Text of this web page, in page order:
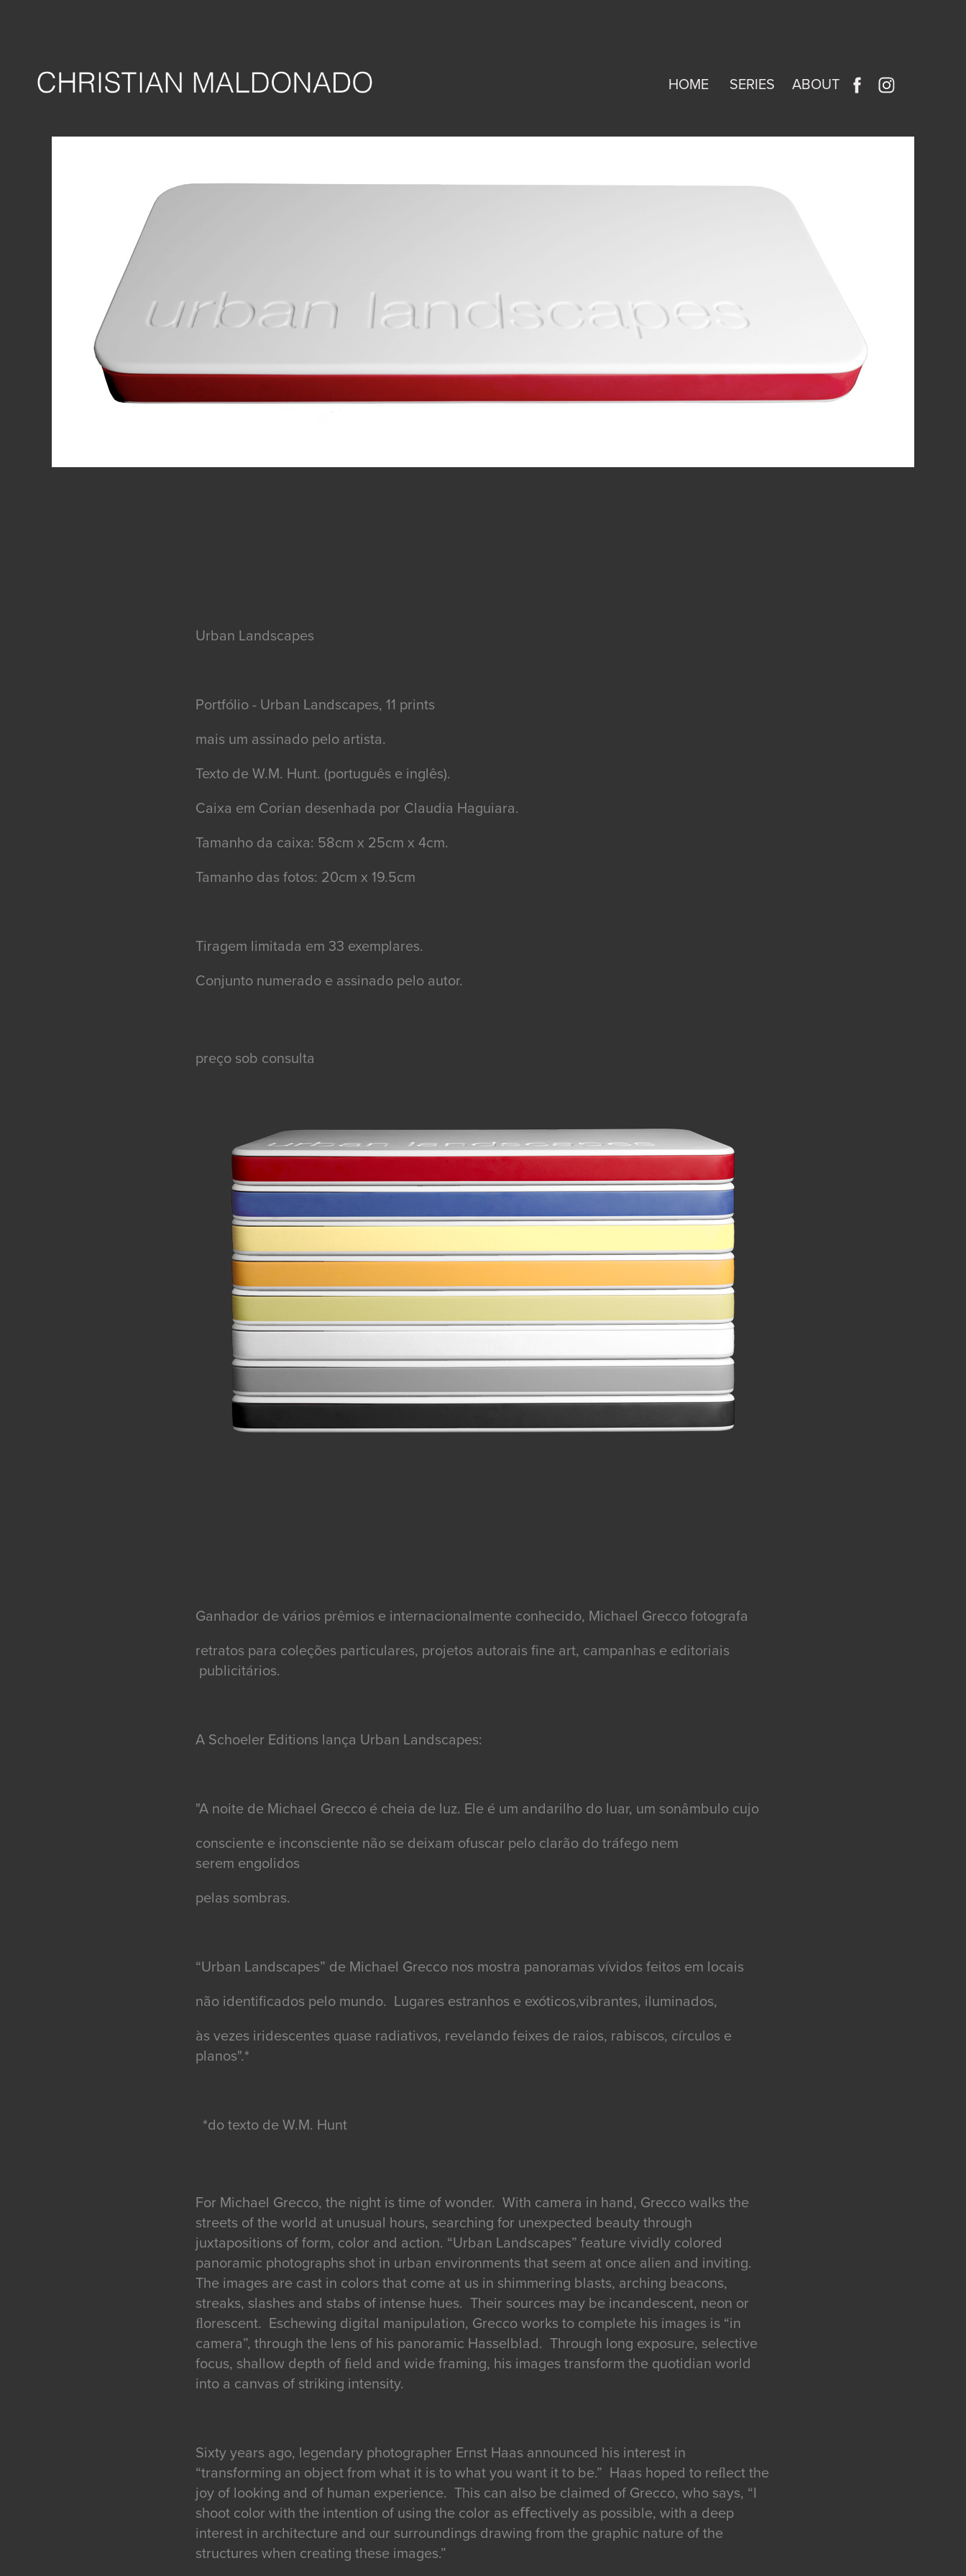
HOME SERIES ABOUT
Urban Landscapes
Portfólio - Urban Landscapes, 11 prints
mais um assinado pelo artista.
Texto de W.M. Hunt. (português e inglês).
Caixa em Corian desenhada por Claudia Haguiara.
Tamanho da caixa: 58cm x 25cm x 4cm.
Tamanho das fotos: 20cm x 19.5cm
Tiragem limitada em 33 exemplares.
Conjunto numerado e assinado pelo autor.
preço sob consulta
Ganhador de vários prêmios e internacionalmente conhecido, Michael Grecco fotografa
retratos para coleções particulares, projetos autorais fine art, campanhas e editoriais
publicitários.
A Schoeler Editions lança Urban Landscapes:
"A noite de Michael Grecco é cheia de luz. Ele é um andarilho do luar, um sonâmbulo cujo
consciente e inconsciente não se deixam ofuscar pelo clarão do tráfego nem
serem engolidos
pelas sombras.
“Urban Landscapes” de Michael Grecco nos mostra panoramas vívidos feitos em locais
não identificados pelo mundo. Lugares estranhos e exóticos,vibrantes, iluminados,
às vezes iridescentes quase radiativos, revelando feixes de raios, rabiscos, círculos e
planos".*
*do texto de W.M. Hunt
For Michael Grecco, the night is time of wonder. With camera in hand, Grecco walks the
streets of the world at unusual hours, searching for unexpected beauty through
juxtapositions of form, color and action. “Urban Landscapes” feature vividly colored
panoramic photographs shot in urban environments that seem at once alien and inviting.
The images are cast in colors that come at us in shimmering blasts, arching beacons,
streaks, slashes and stabs of intense hues. Their sources may be incandescent, neon or
ﬂorescent. Eschewing digital manipulation, Grecco works to complete his images is “in
camera”, through the lens of his panoramic Hasselblad. Through long exposure, selective
focus, shallow depth of ﬁeld and wide framing, his images transform the quotidian world
into a canvas of striking intensity.
Sixty years ago, legendary photographer Ernst Haas announced his interest in
“transforming an object from what it is to what you want it to be.” Haas hoped to reﬂect the
joy of looking and of human experience. This can also be claimed of Grecco, who says, “I
shoot color with the intention of using the color as eﬀectively as possible, with a deep
interest in architecture and our surroundings drawing from the graphic nature of the
structures when creating these images.”